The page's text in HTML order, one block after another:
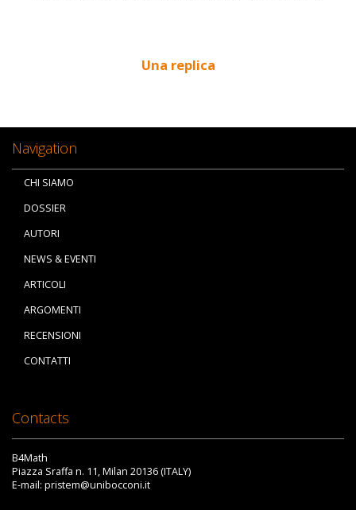
Una replica
Navigation
CHI SIAMO
DOSSIER
AUTORI
NEWS & EVENTI
ARTICOLI
ARGOMENTI
RECENSIONI
CONTATTI
Contacts
B4Math
Piazza Sraffa n. 11, Milan 20136 (ITALY)
E-mail: pristem@unibocconi.it